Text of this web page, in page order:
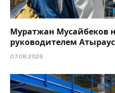
Муратжан Мусайбеков
руководителем
07.08.2026